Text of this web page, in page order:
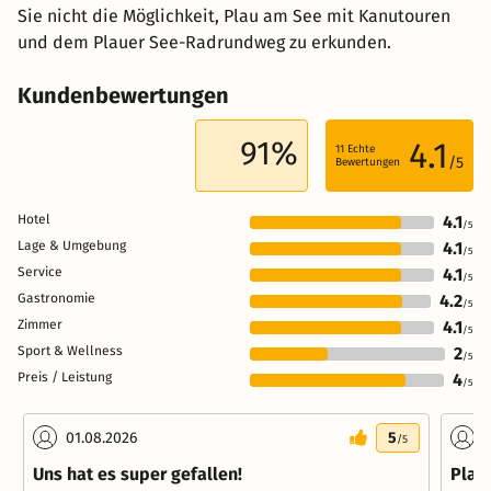
Sie nicht die Möglichkeit, Plau am See mit Kanutouren
und dem Plauer See-Radrundweg zu erkunden.
Kundenbewertungen
91% 11 Echte
Bewertungen
4.1 /5
Hotel 4.1/5
Lage & Umgebung 4.1/5
Service 4.1/5
Gastronomie 4.2/5
Zimmer 4.1/5
Sport & Wellness 2/5
Preis / Leistung 4/5
01.08.2026 5/5
Uns hat es super gefallen!